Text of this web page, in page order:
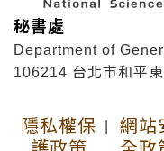
秘書處
Department of
106214 台北市和平
隱私權保
網站